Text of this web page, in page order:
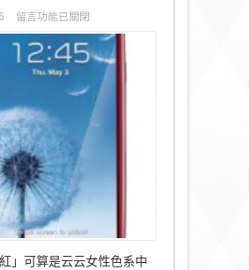
在
〈女
士‧
獨
售‧
石
榴
紅
Galaxy
S3〉
中
留言功能已關閉
」可算是云云女性色系中